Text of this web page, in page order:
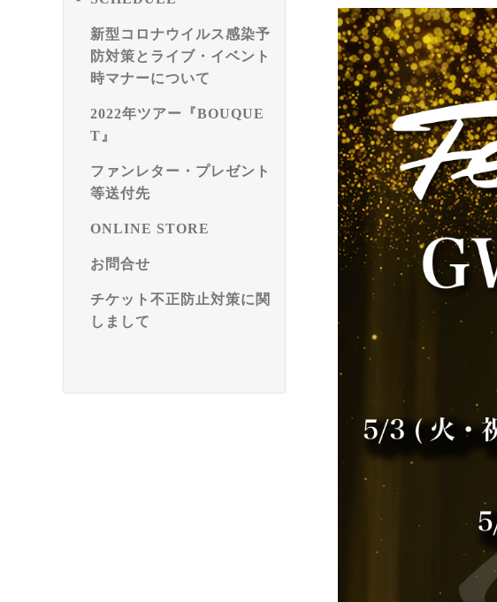
新型コロナウイルス感染予
防対策とライブ・イベント
時マナーについて
2022年ツアー『BOUQUE
T』
ファンレター・プレゼント
等送付先
ONLINE STORE
お問合せ
チケット不正防止対策に関
しまして